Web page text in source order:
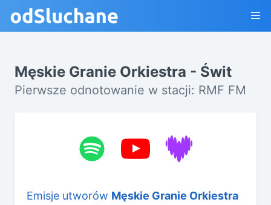
Męskie Granie Orkiestra - Świt
Pierwsze odnotowanie w stacji: RMF FM
Emisje utworów Męskie Granie Orkiestra